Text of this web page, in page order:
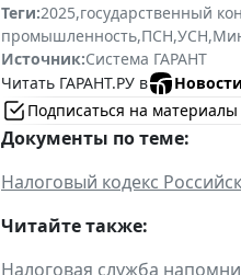
Теги:2025,государственный
промышленность,ПСН,УСН,
Источник:Система ГАРАНТ
Читать ГАРАНТ.РУ в
Новости
Подписаться на
Документы по теме:
Налоговый кодекс
Читайте также:
Налоговая служба